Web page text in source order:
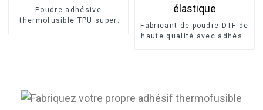
Poudre adhésive
thermofusible TPU super
Fabricant de poudre DTF de
haute qualité avec adhésif